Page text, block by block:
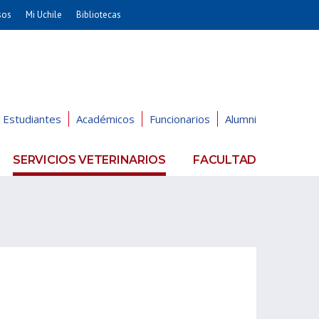
Cs. Sociales
Economía y Negocios
Gobierno
Mi Uchile Bibliotecas
Estudiantes Académicos Funcionarios Alumni
SERVICIOS VETERINARIOS FACULTAD